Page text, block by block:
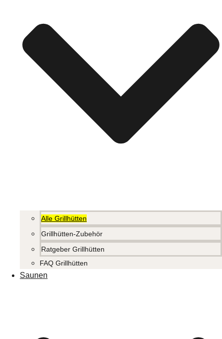
Alle Grillhütten
Grillhütten-Zubehör
Ratgeber Grillhütten
FAQ Grillhütten
Saunen